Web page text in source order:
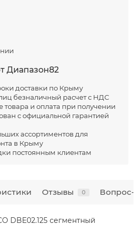
Диапазон82
доставки по Крыму
безналичный расчет с НДС
товара и оплата при получении
с официальной гарантией
ассортиментов для
в Крыму
постоянным клиентам
Отзывы 0 Вопрос-
DBE02.125 сегментный